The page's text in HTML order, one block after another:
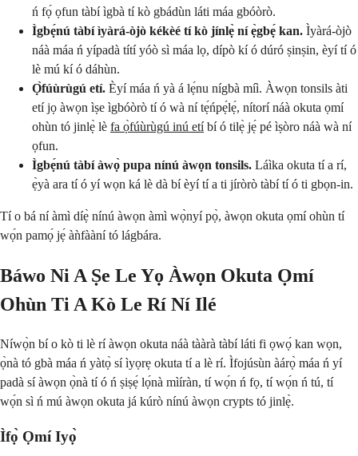
ń fọ́ ọfun tàbí ìgbà tí kò gbádùn láti máa gbóòrò.
Ìgbẹ́nú tàbí ìyàrá-òjò kékèé tí kò jínlẹ̀ ní ẹ̀gbẹ́ kan. Ìyàrá-òjò
náà máa ń yípadà títí yóò sì máa lọ, dípò kí ó dúró ṣinṣin, èyí tí ó
lè mú kí ó dáhùn.
Ọ̀fúùrùgú etí. Èyí máa ń yà á lẹ́nu nígbà míì. Àwọn tonsils àti
etí jọ àwọn ìṣe ìgbóòrò tí ó wà ní tẹ́ńpẹ́lẹ́, nítorí náà okuta ọmí
ohùn tó jinlẹ̀ lè fa ọ̀fúùrùgú inú etíbí ó tilẹ̀ jẹ́ pé ìṣòro náà wà ní
ọfun.
Ìgbẹ́nú tàbí àwọ̀ pupa nínú àwọn tonsils. Láìka okuta tí a rí,
ẹ̀yà ara tí ó yí wọn ká lè dà bí èyí tí a ti jíròrò tàbí tí ó ti gbọn-in.
Tí o bá ní àmì díẹ̀ nínú àwọn àmì wọ̀nyí pọ̀, àwọn okuta ọmí ohùn tí
wọ́n pamọ́ jẹ́ àǹfààní tó lágbára.
Báwo Ni A Ṣe Le Yọ Àwọn Okuta Ọmí
Ohùn Ti A Kò Le Rí Ní Ilé
Níwọ̀n bí o kò ti lè rí àwọn okuta náà tààrà tàbí láti fi ọwọ́ kan wọn,
ọ̀nà tó gbà máa ń yàtọ̀ sí ìyọrẹ okuta tí a lè rí. Ìfojúsùn àárọ̀ máa ń yí
padà sí àwọn ọ̀nà tí ó ń ṣiṣẹ́ lọ́nà mìíràn, tí wọ́n ń fọ, tí wọ́n ń tú, tí
wọ́n sì ń mú àwọn okuta já kúrò nínú àwọn crypts tó jinlẹ̀.
Ìfọ̀ Ọmí Iyọ̀